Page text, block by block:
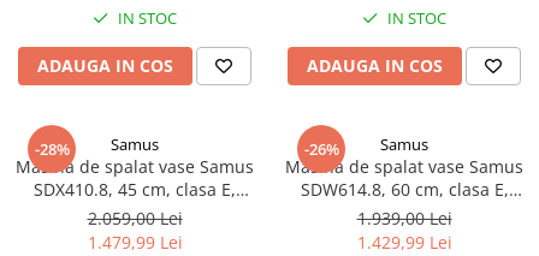
Truse de scule
Truse de lipit PPR
Ventuze cu brate pentru transport
Vibratoare beton
Masini de spalat rufe cu uscator
Uscatoare de rufe
Masini de facut paine
Pachete electrocasnice
incorporabile
Seturi oale
SANDWICH MAKER
electronic cu iluminare LED
IN STOC
ADAUGA IN COS
IN STOC
ADAUGA IN COS
-28% Samus
Masina de spalat vase Samus
SDX410.8, 45 cm, clasa E,
pornire întârziată, nivel
zgomot 47 dB
2.059,00 Lei
1.479,99 Lei
-26% Samus
Masina de spalat vase Samus
SDW614.8, 60 cm, clasa E,
pornire întârziată, nivel
zgomot 47 dB
1.939,00 Lei
1.429,99 Lei